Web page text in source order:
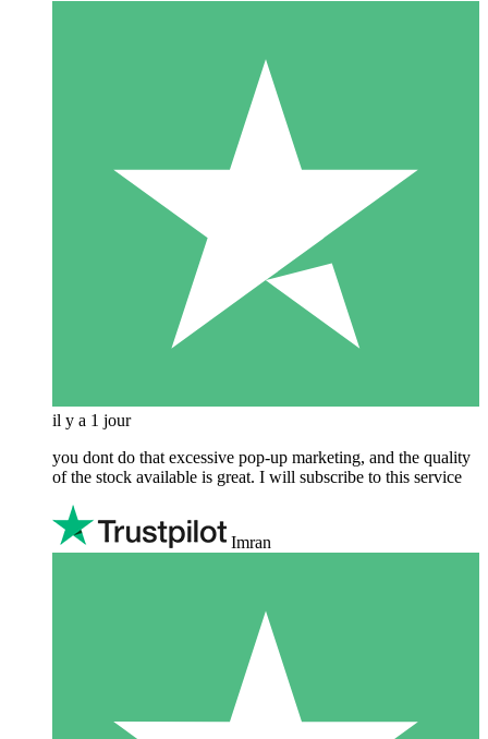
il y a 1 jour
you dont do that excessive pop-up marketing, and the quality
of the stock available is great. I will subscribe to this service
Imran